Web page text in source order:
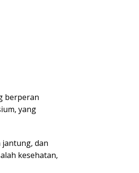
berperan
yang
dan
kesehatan,